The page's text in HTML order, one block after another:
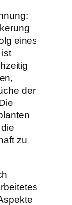
eines
ist
der
zu